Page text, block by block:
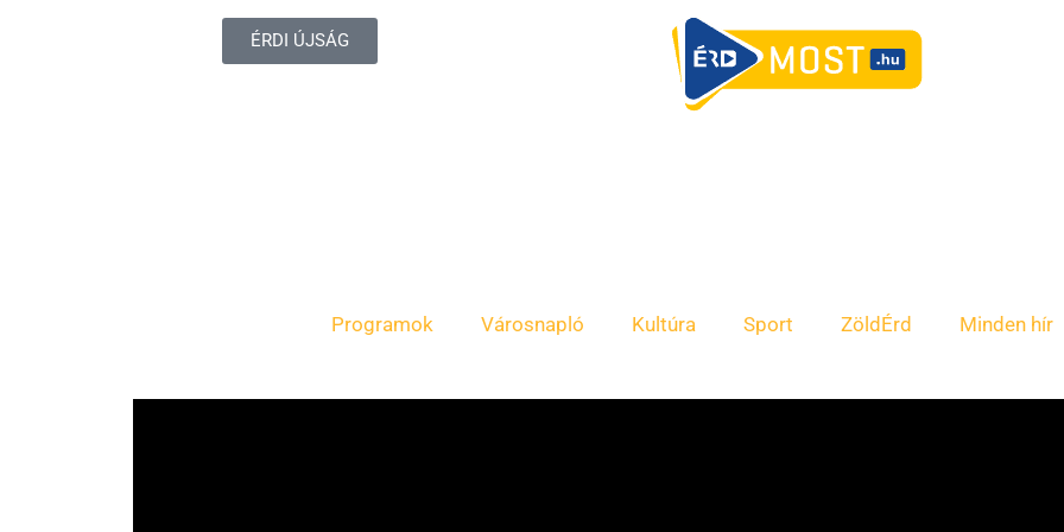
ÉRDI ÚJSÁG
Programok Városnapló Kultúra Sport ZöldÉrd Minden hír